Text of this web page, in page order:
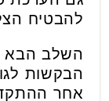
להבטיח
השלב הבא
הבקשות
אחר